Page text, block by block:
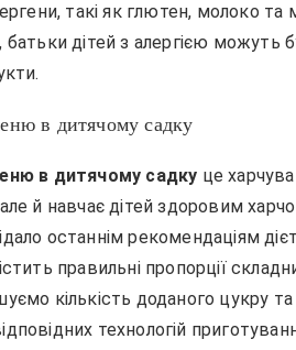
такі як глютен, молоко
дітей з алергією можуть
в дитячому садку
в дитячому садку це
й навчає дітей здоровим
останнім рекомендаціям
правильні пропорції
кількість доданого цукру
технологій